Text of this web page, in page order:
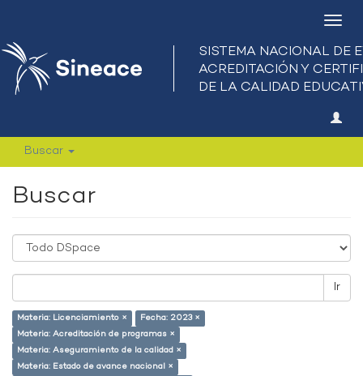
Buscar
Buscar
Ir
Materia: Licenciamiento ×
Fecha: 2023 ×
Materia: Acreditación de programas ×
Materia: Aseguramiento de la calidad ×
Materia: Estado de avance nacional ×